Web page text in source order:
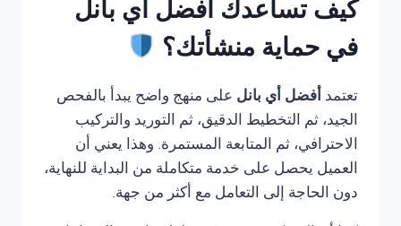
كيف تساعدك أفضل أي بانل
في حماية منشأتك؟
تعتمد أفضل أي بانل على منهج واضح يبدأ بالفحص
الجيد، ثم التخطيط الدقيق، ثم التوريد والتركيب
الاحترافي، ثم المتابعة المستمرة. وهذا يعني أن
العميل يحصل على خدمة متكاملة من البداية للنهاية،
دون الحاجة إلى التعامل مع أكثر من جهة.